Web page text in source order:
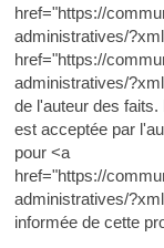
href="https://
administratives/
href="https://
administratives/
de l'auteur des
est acceptée par
pour <a
href="https://
administratives/
informée de cette